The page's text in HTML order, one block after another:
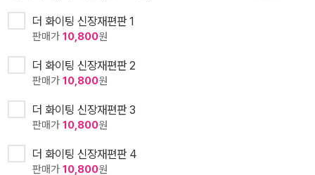
더 화이팅 신장재편판 1
판매가 10,800원
더 화이팅 신장재편판 2
판매가 10,800원
더 화이팅 신장재편판 3
판매가 10,800원
더 화이팅 신장재편판 4
판매가 10,800원